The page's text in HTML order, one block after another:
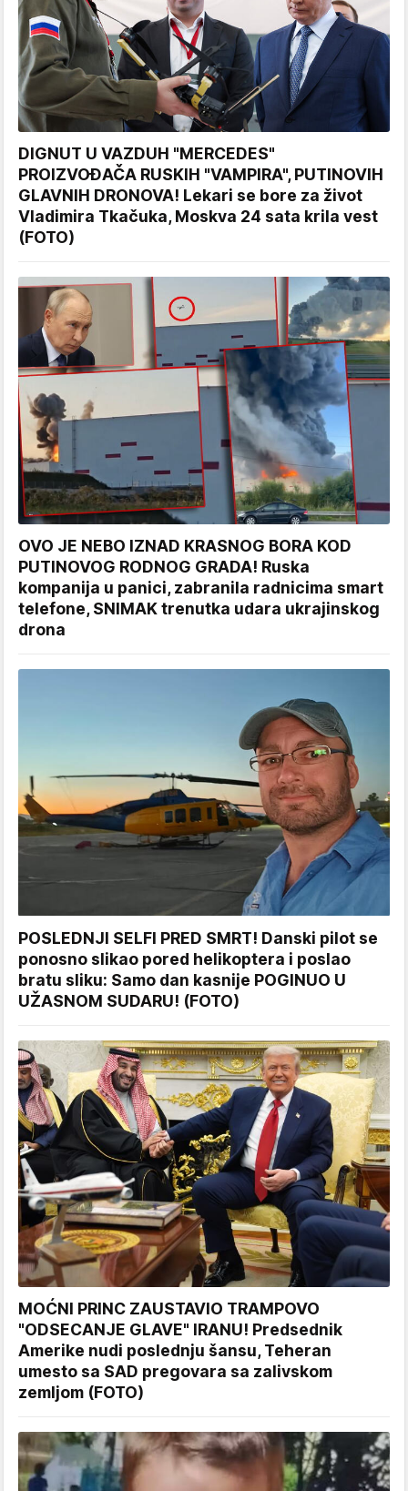
DIGNUT U VAZDUH "MERCEDES"
PROIZVOĐAČA RUSKIH "VAMPIRA", PUTINOVIH
GLAVNIH DRONOVA! Lekari se bore za život
Vladimira Tkačuka, Moskva 24 sata krila vest
(FOTO)
OVO JE NEBO IZNAD KRASNOG BORA KOD
PUTINOVOG RODNOG GRADA! Ruska
kompanija u panici, zabranila radnicima smart
telefone, SNIMAK trenutka udara ukrajinskog
drona
POSLEDNJI SELFI PRED SMRT! Danski pilot se
ponosno slikao pored helikoptera i poslao
bratu sliku: Samo dan kasnije POGINUO U
UŽASNOM SUDARU! (FOTO)
MOĆNI PRINC ZAUSTAVIO TRAMPOVO
"ODSECANJE GLAVE" IRANU! Predsednik
Amerike nudi poslednju šansu, Teheran
umesto sa SAD pregovara sa zalivskom
zemljom (FOTO)